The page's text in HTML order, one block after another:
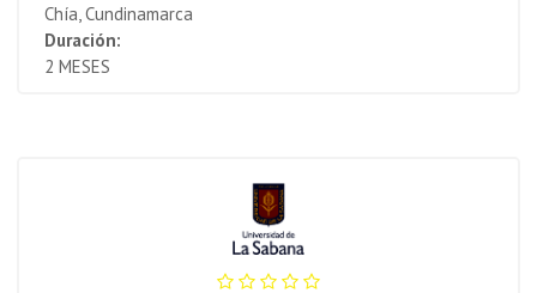
Chía, Cundinamarca
Duración:
2 MESES